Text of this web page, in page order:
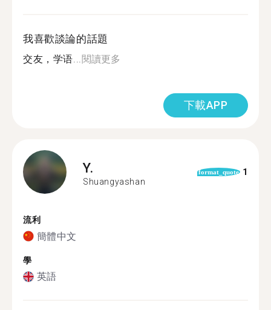
我喜歡談論的話題
交友，学语...閱讀更多
下載APP
Y.
Shuangyashan
format_quote 1
流利
簡體中文
學
英語